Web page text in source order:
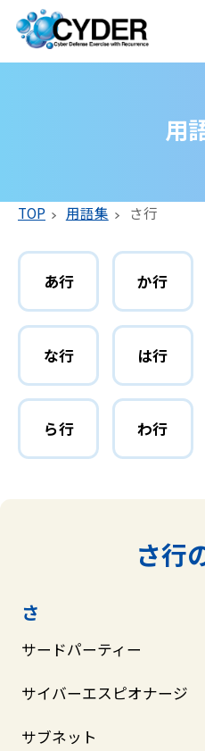
用
TOP 用語集 さ行
あ行 か行
な行 は行
ら行 わ行
さ行
さ
サードパーティー
サイバーエスピオナージ
サブネット